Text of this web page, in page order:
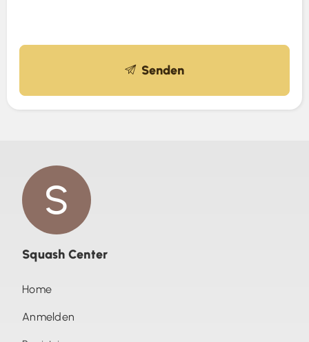
Senden
Squash Center
Home
Anmelden